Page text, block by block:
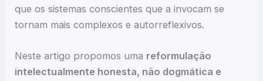
que os sistemas conscientes que a invocam se
tornam mais complexos e autorreflexivos.
Neste artigo propomos uma reformulação
intelectualmente honesta, não dogmática e